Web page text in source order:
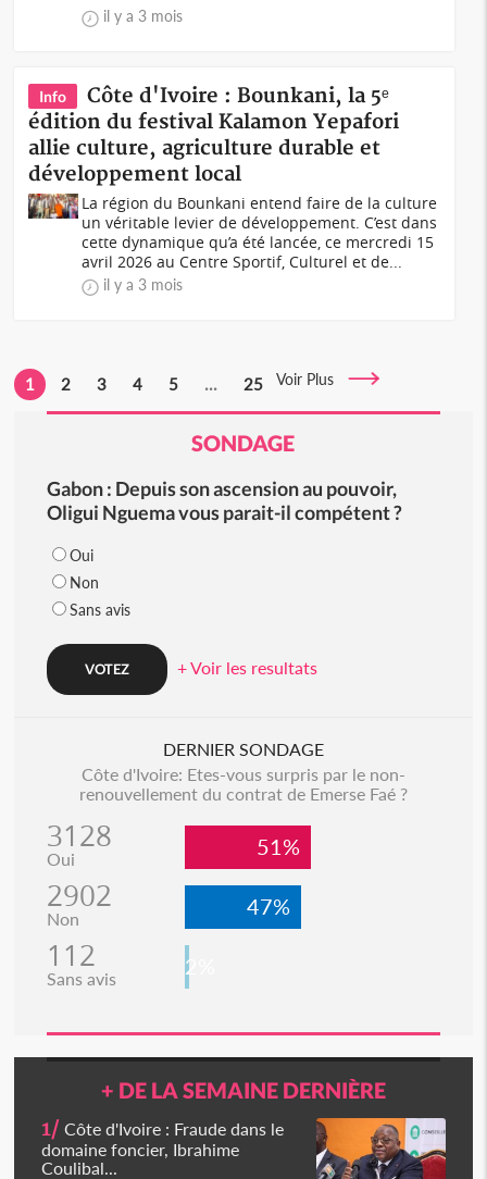
il y a 3 mois
Info
Côte d'Ivoire : Bounkani, la 5ᵉ
édition du festival Kalamon Yepafori
allie culture, agriculture durable et
développement local
La région du Bounkani entend faire de la culture
un véritable levier de développement. C’est dans
cette dynamique qu’a été lancée, ce mercredi 15
avril 2026 au Centre Sportif, Culturel et de...
il y a 3 mois
1 2 3 4 5 ... 25 Voir Plus
SONDAGE
Gabon : Depuis son ascension au pouvoir,
Oligui Nguema vous parait-il compétent ?
Oui
Non
Sans avis
+ Voir les resultats
DERNIER SONDAGE
Côte d'Ivoire: Etes-vous surpris par le non-
renouvellement du contrat de Emerse Faé ?
3128
Oui 51%
2902
Non 47%
112
Sans avis 2%
+ DE LA SEMAINE DERNIÈRE
1/ Côte d'Ivoire : Fraude dans le
domaine foncier, Ibrahime
Coulibal...